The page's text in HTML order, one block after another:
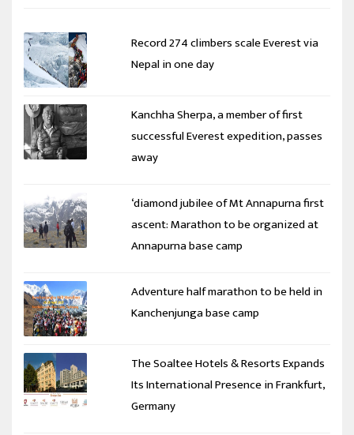
Record 274 climbers scale Everest via
Nepal in one day
Kanchha Sherpa, a member of first
successful Everest expedition, passes
away
‘diamond jubilee of Mt Annapurna first
ascent: Marathon to be organized at
Annapurna base camp
Adventure half marathon to be held in
Kanchenjunga base camp
The Soaltee Hotels & Resorts Expands
Its International Presence in Frankfurt,
Germany